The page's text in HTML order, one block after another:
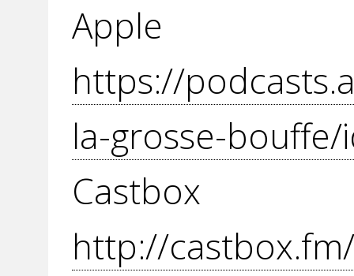
Apple
https://
la-grosse-bouffe/
http://